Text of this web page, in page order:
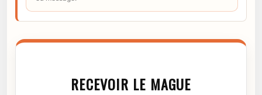
RECEVOIR LE MAGUE